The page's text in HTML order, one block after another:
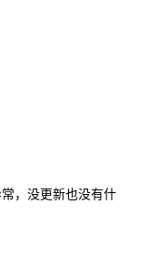
，没更新也没有什